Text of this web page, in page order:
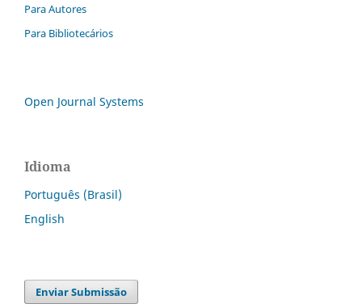
Para Autores
Para Bibliotecários
Open Journal Systems
Idioma
Português (Brasil)
English
Enviar Submissão